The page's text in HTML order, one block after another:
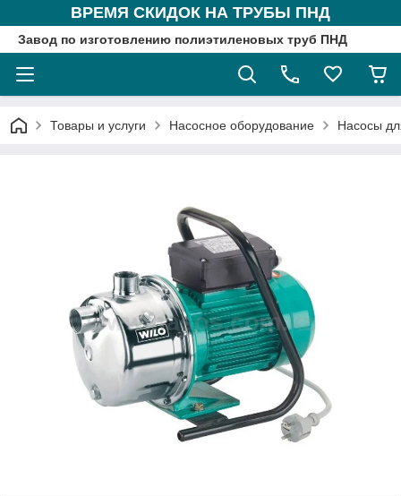
ВРЕМЯ СКИДОК НА ТРУБЫ ПНД
Завод по изготовлению полиэтиленовых труб ПНД
Товары и услуги Насосное оборудование Насосы